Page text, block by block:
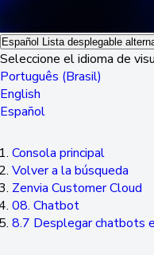
Español Lista desplegable
Seleccione el idioma de
Português (Brasil)
English
Español
Consola principal
Volver a la búsqueda
Zenvia Customer Cloud
08. Chatbot
8.7 Desplegar chatbots